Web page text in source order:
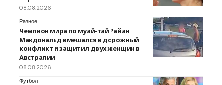
08.08.2026
Разное
Чемпион мира по муай-тай Райан
Макдональд вмешался в дорожный
конфликт и защитил двух женщин в
Австралии
08.08.2026
Футбол